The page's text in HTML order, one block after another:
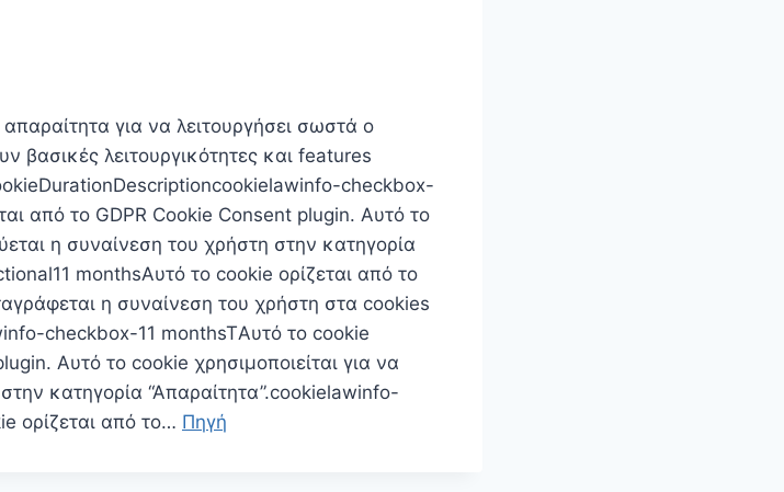
για να λειτουργήσει σωστά ο
βασικές λειτουργικότητες και features
checkbox-
από το GDPR Cookie Consent plugin. Αυτό το
η συναίνεση του χρήστη στην κατηγορία
monthsΑυτό το cookie ορίζεται από το
η συναίνεση του χρήστη στα cookies
checkbox-11 monthsTΑυτό το cookie
Αυτό το cookie χρησιμοποιείται για να
κατηγορία “Απαραίτητα”.cookielawinfo-
ορίζεται από το… Πηγή